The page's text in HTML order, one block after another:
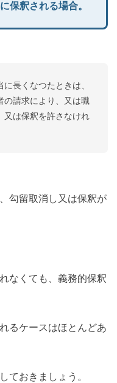
保釈される場合。
長くなつたときは、
の請求により、又は職
又は保釈を許さなけれ
勾留取消し又は保釈が
なくても、義務的保釈
るケースはほとんどあ
ておきましょう。